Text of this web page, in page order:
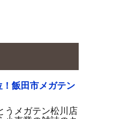
飯田市メガテン
うメガテン松川店